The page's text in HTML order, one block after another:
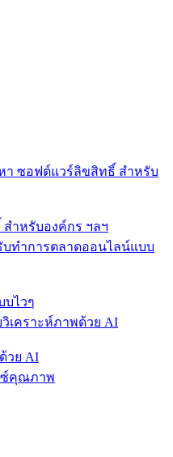
ำหรับองค์กร ฯลฯ
บไวๆ
วย AI